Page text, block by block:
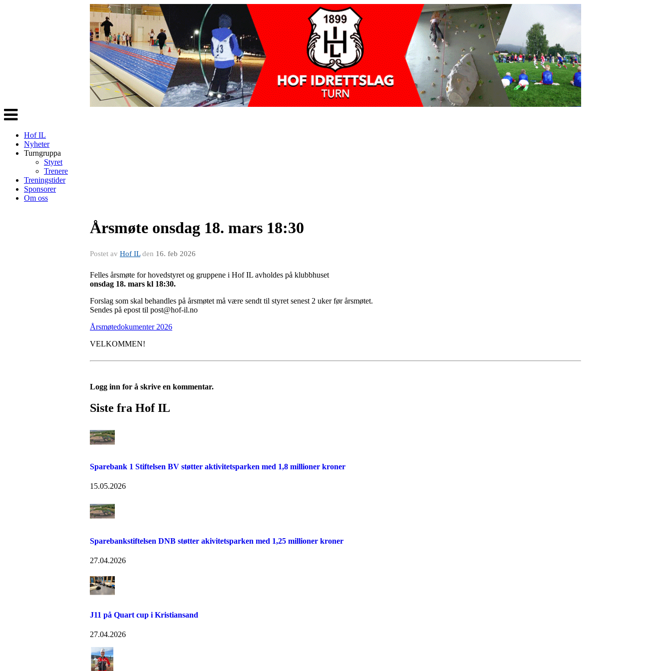
Veksle
navigasjon
Hof IL
Nyheter
Turngruppa
Styret
Trenere
Treningstider
Sponsorer
Om oss
Årsmøte onsdag 18. mars 18:30
Postet av Hof ILden 16. feb 2026
Felles årsmøte for hovedstyret og gruppene i Hof IL avholdes på klubbhuset
onsdag 18. mars kl 18:30.
Forslag som skal behandles på årsmøtet må være sendt til styret senest 2 uker før årsmøtet.
Sendes på epost til post@hof-il.no
Årsmøtedokumenter 2026
VELKOMMEN!
Logg inn for å skrive en kommentar.
Siste fra Hof IL
Sparebank 1 Stiftelsen BV støtter aktivitetsparken med 1,8 millioner kroner
15.05.2026
Sparebankstiftelsen DNB støtter akivitetsparken med 1,25 millioner kroner
27.04.2026
J11 på Quart cup i Kristiansand
27.04.2026